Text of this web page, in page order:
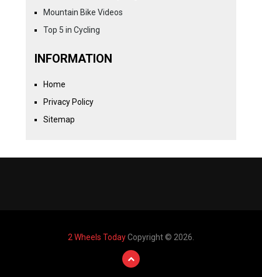
Mountain Bike Videos
Top 5 in Cycling
INFORMATION
Home
Privacy Policy
Sitemap
2 Wheels TodayCopyright © 2026.